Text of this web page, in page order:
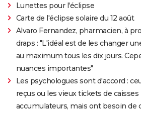
Lunettes pour l'éclipse
Carte de l'éclipse solaire du 12 août
Alvaro Fernandez, pharmacien, à
draps : "L'idéal est de les changer
au maximum tous les dix jours.
nuances importantes"
Les psychologues sont d'accord :
reçus ou les vieux tickets de
accumulateurs, mais ont besoin de